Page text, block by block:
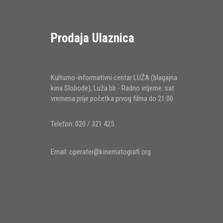
Prodaja Ulaznica
Kulturno-informativni centar LUŽA (blagajna
kina Slobode), Luža bb - Radno vrijeme: sat
vremena prije početka prvog filma do 21:00
Telefon: 020 / 321 425
Email: operater@kinematografi.org